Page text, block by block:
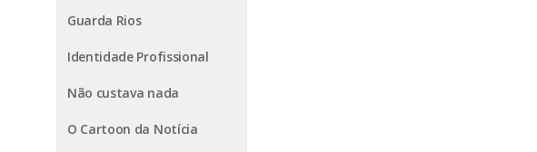
Guarda Rios
Identidade Profissional
Não custava nada
O Cartoon da Notícia